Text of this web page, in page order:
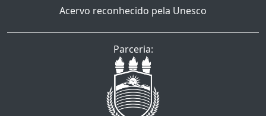
Acervo reconhecido pela Unesco
Parceria: